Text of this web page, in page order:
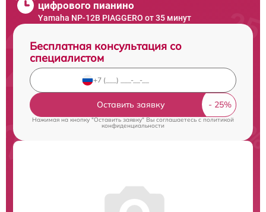
цифрового пианино
Yamaha NP-12B PIAGGERO от 35 минут
Бесплатная консультация со
специалистом
Оставить заявку
Нажимая на кнопку "Оставить заявку" Вы соглашаетесь cполитикой
конфиденциальности